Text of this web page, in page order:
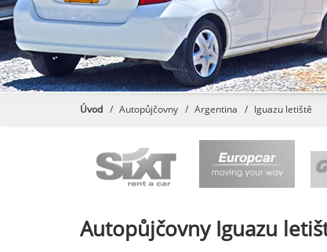
Úvod Autopůjčovny Argentina Iguazu letiště
AutopůjčovnyIguazu